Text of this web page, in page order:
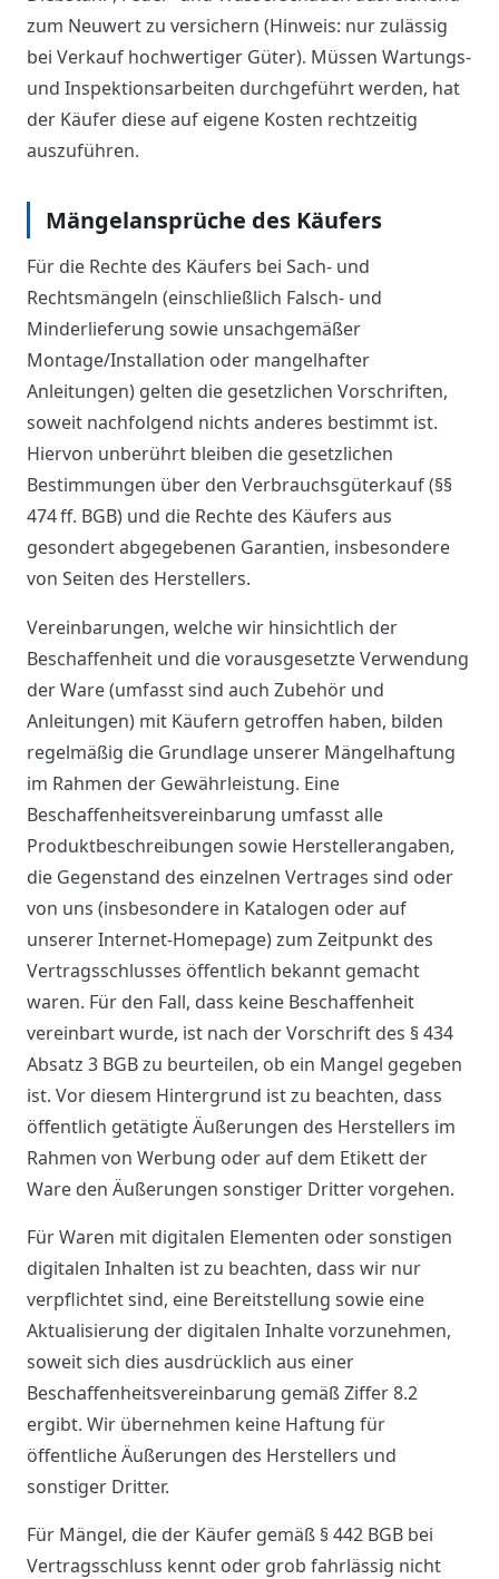
zum Neuwert zu versichern (Hinweis: nur zulässig
bei Verkauf hochwertiger Güter). Müssen Wartungs-
und Inspektionsarbeiten durchgeführt werden, hat
der Käufer diese auf eigene Kosten rechtzeitig
auszuführen.
Mängelansprüche des Käufers
Für die Rechte des Käufers bei Sach- und
Rechtsmängeln (einschließlich Falsch- und
Minderlieferung sowie unsachgemäßer
Montage/Installation oder mangelhafter
Anleitungen) gelten die gesetzlichen Vorschriften,
soweit nachfolgend nichts anderes bestimmt ist.
Hiervon unberührt bleiben die gesetzlichen
Bestimmungen über den Verbrauchsgüterkauf (§§
474 ff. BGB) und die Rechte des Käufers aus
gesondert abgegebenen Garantien, insbesondere
von Seiten des Herstellers.
Vereinbarungen, welche wir hinsichtlich der
Beschaffenheit und die vorausgesetzte Verwendung
der Ware (umfasst sind auch Zubehör und
Anleitungen) mit Käufern getroffen haben, bilden
regelmäßig die Grundlage unserer Mängelhaftung
im Rahmen der Gewährleistung. Eine
Beschaffenheitsvereinbarung umfasst alle
Produktbeschreibungen sowie Herstellerangaben,
die Gegenstand des einzelnen Vertrages sind oder
von uns (insbesondere in Katalogen oder auf
unserer Internet-Homepage) zum Zeitpunkt des
Vertragsschlusses öffentlich bekannt gemacht
waren. Für den Fall, dass keine Beschaffenheit
vereinbart wurde, ist nach der Vorschrift des § 434
Absatz 3 BGB zu beurteilen, ob ein Mangel gegeben
ist. Vor diesem Hintergrund ist zu beachten, dass
öffentlich getätigte Äußerungen des Herstellers im
Rahmen von Werbung oder auf dem Etikett der
Ware den Äußerungen sonstiger Dritter vorgehen.
Für Waren mit digitalen Elementen oder sonstigen
digitalen Inhalten ist zu beachten, dass wir nur
verpflichtet sind, eine Bereitstellung sowie eine
Aktualisierung der digitalen Inhalte vorzunehmen,
soweit sich dies ausdrücklich aus einer
Beschaffenheitsvereinbarung gemäß Ziffer 8.2
ergibt. Wir übernehmen keine Haftung für
öffentliche Äußerungen des Herstellers und
sonstiger Dritter.
Für Mängel, die der Käufer gemäß § 442 BGB bei
Vertragsschluss kennt oder grob fahrlässig nicht